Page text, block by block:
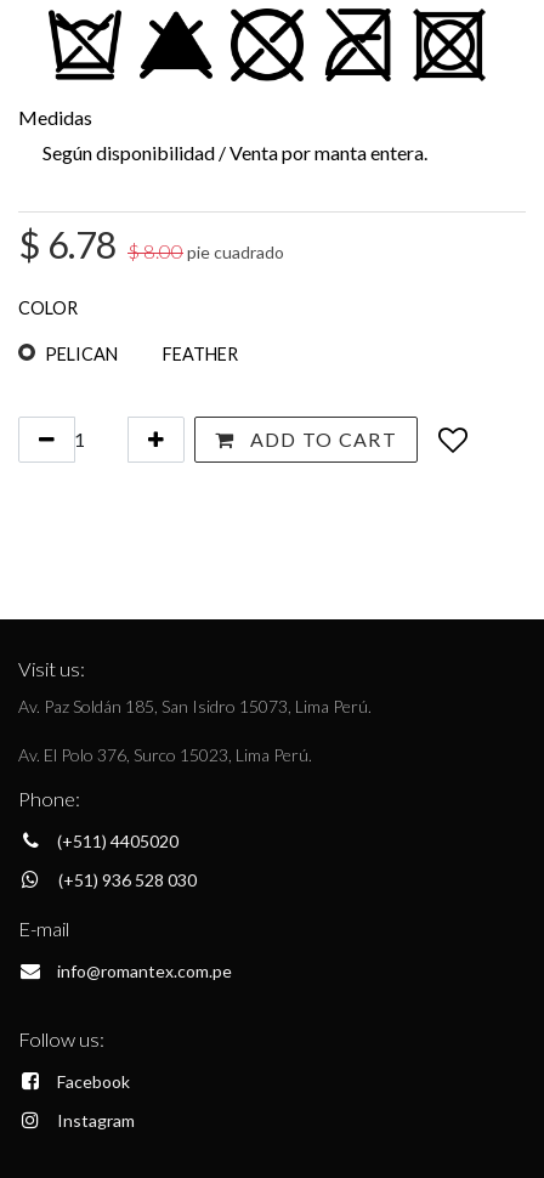
Medidas
Según disponibilidad / Venta por manta entera.
$ 6.78 $8.00pie cuadrado
COLOR
PELICAN FEATHER
ADD TO CART
Visit us:
Av. Paz Soldán 185, San Isidro 15073, Lima Perú.
Av. El Polo 376, Surco 15023, Lima Perú.
Phone:
(+511) 4405020
(+51) 936 528 030
E-mail
info@romantex.com.pe
Follow us:
Facebook
Instagram